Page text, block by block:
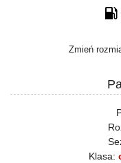
Zmień
Klasa: